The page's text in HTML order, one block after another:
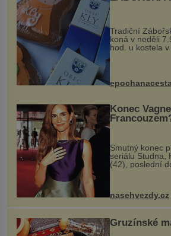
Tradiční
koná v neděli
hod. u kostela
Kly u Mělníka.
komentovanou
Konec
Smutný konec
seriálu Studna,
(42), poslední
nasehvezdy.cz
Gruzínské